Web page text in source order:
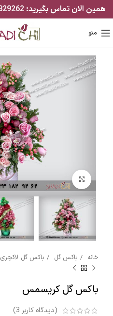
همین الان تماس بگیرید:
منو
بزرگنمایی تصویر
خانه باکس گل باکس گل لاکچری
باکس گل کریسمس
(دیدگاه کاربر 3
)